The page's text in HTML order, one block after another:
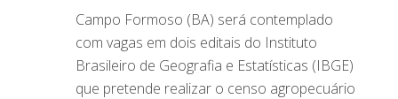
Campo Formoso (BA) será contemplado
com vagas em dois editais do Instituto
Brasileiro de Geografia e Estatísticas (IBGE)
que pretende realizar o censo agropecuário